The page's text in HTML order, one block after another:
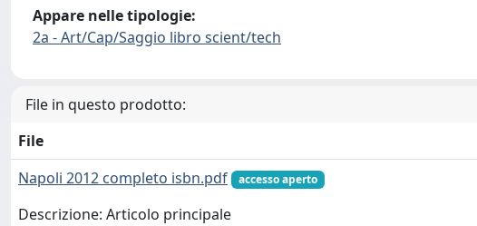
Appare nelle tipologie:
2a - Art/Cap/Saggio libro scient/tech
File in questo prodotto:
File
Napoli 2012 completo isbn.pdf
accesso aperto
Descrizione: Articolo principale